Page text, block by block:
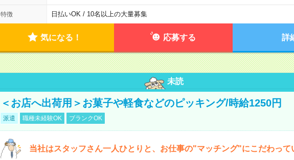
特徴 日払いOK / 10名以上の大量募集
気になる！ 応募する 詳
未読
＜お店へ出荷用＞お菓子や軽食などのピッキング/時給1250円
派遣 職種未経験OK ブランクOK
当社はスタッフさん一人ひとりと、お仕事の"マッチング"にこだわって